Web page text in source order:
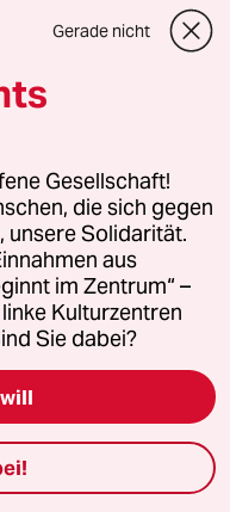
Gerade nicht
Gesellschaft!
die sich gegen
unsere Solidarität.
aus
im Zentrum“ –
Kulturzentren
Sie dabei?